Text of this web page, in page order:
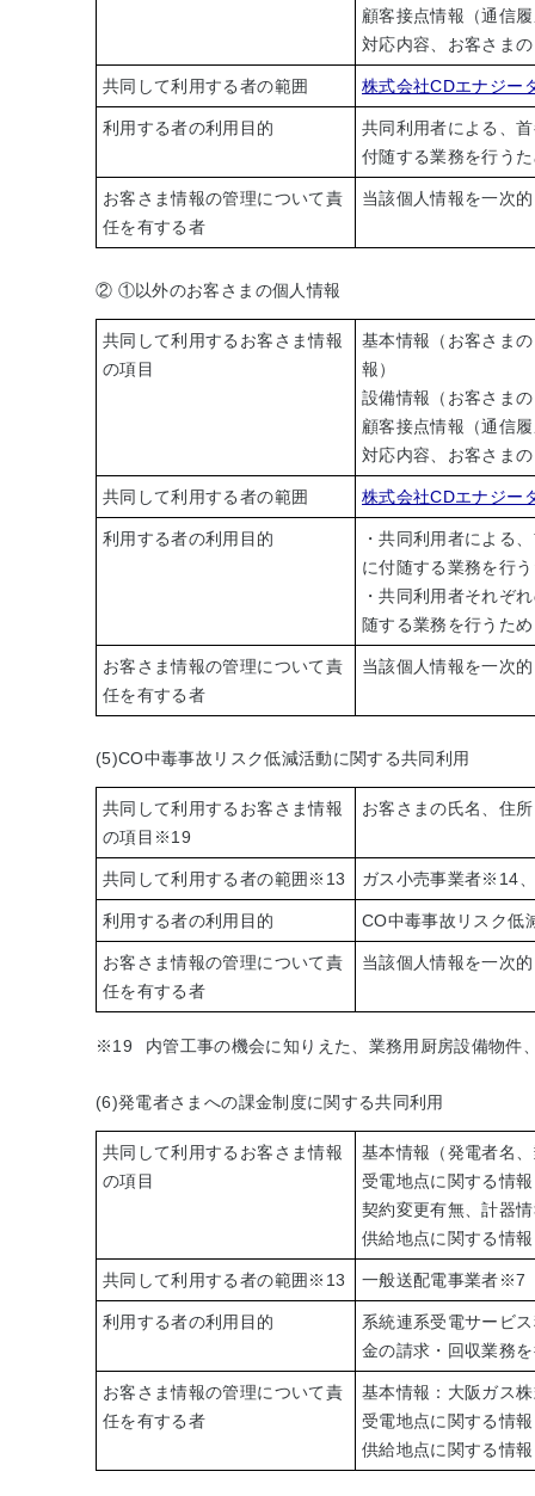
顧客接点情報（通信
対応内容、お客さま
共同して利用する者の範囲 株式会社CDエナジー
利用する者の利用目的
共同利用者による、
付随する業務を行う
お客さま情報の管理について責
任を有する者
当該個人情報を一次
② ①以外のお客さまの個人情報
共同して利用するお客さま情報
の項目
基本情報（お客さま
報）
設備情報（お客さま
顧客接点情報（通信
対応内容、お客さま
共同して利用する者の範囲 株式会社CDエナジー
利用する者の利用目的
・共同利用者による
に付随する業務を行
・共同利用者それぞ
随する業務を行うた
お客さま情報の管理について責
任を有する者
当該個人情報を一次
(5)CO中毒事故リスク低減活動に関する共同利用
共同して利用するお客さま情報
の項目 ※19
お客さまの氏名、住
共同して利用する者の範囲 ※13 ガス小売事業者※14
利用する者の利用目的 CO中毒事故リスク低
お客さま情報の管理について責
任を有する者
当該個人情報を一次
※19 内管工事の機会に知りえた、業務用厨房設備物件
(6)発電者さまへの課金制度に関する共同利用
共同して利用するお客さま情報
の項目
基本情報（発電者名
受電地点に関する情
契約変更有無、計器
供給地点に関する情
共同して利用する者の範囲 ※13 一般送配電事業者※7
利用する者の利用目的
系統連系受電サービ
金の請求・回収業務
お客さま情報の管理について責
任を有する者
基本情報：大阪ガス
受電地点に関する情
供給地点に関する情